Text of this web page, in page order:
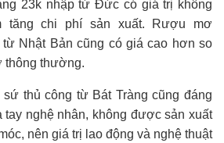
23k nhập từ Đức có giá trị không
tăng chi phí sản xuất. Rượu mơ
từ Nhật Bản cũng có giá cao hơn so
thông thường.
thủ công từ Bát Tràng cũng đáng
tay nghệ nhân, không được sản xuất
nên giá trị lao động và nghệ thuật